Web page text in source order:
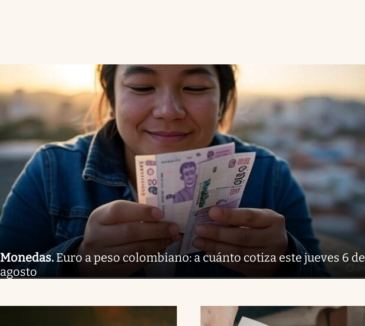
Monedas.Euro a peso colombiano: a cuánto cotiza este jueves 6 de
agosto